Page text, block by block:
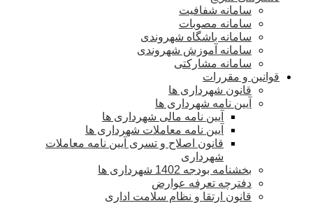
سامانه شفافیت
سامانه مصوبات
سامانه باشگاه شهروندی
سامانه آموزش شهروندی
سامانه مشارکتی
قوانین و مقررات
قانون شهرداری ها
آیین نامه شهرداری ها
آیین نامه مالی شهرداری ها
آیین نامه معاملات شهرداری ها
قانون اصلاح و تسری آیین نامه معاملات
شهرداری
بخشنامه بودجه 1402 شهرداری ها
دفترچه تعرفه عوارض
قانون ارتقا و نظام سلامت اداری